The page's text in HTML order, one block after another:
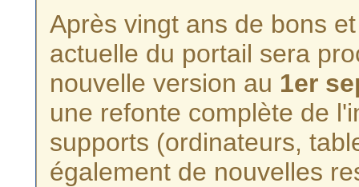
Après vingt ans de bons
actuelle du portail sera
nouvelle version au 1er
une refonte complète de
supports (ordinateurs,
également de nouvelles